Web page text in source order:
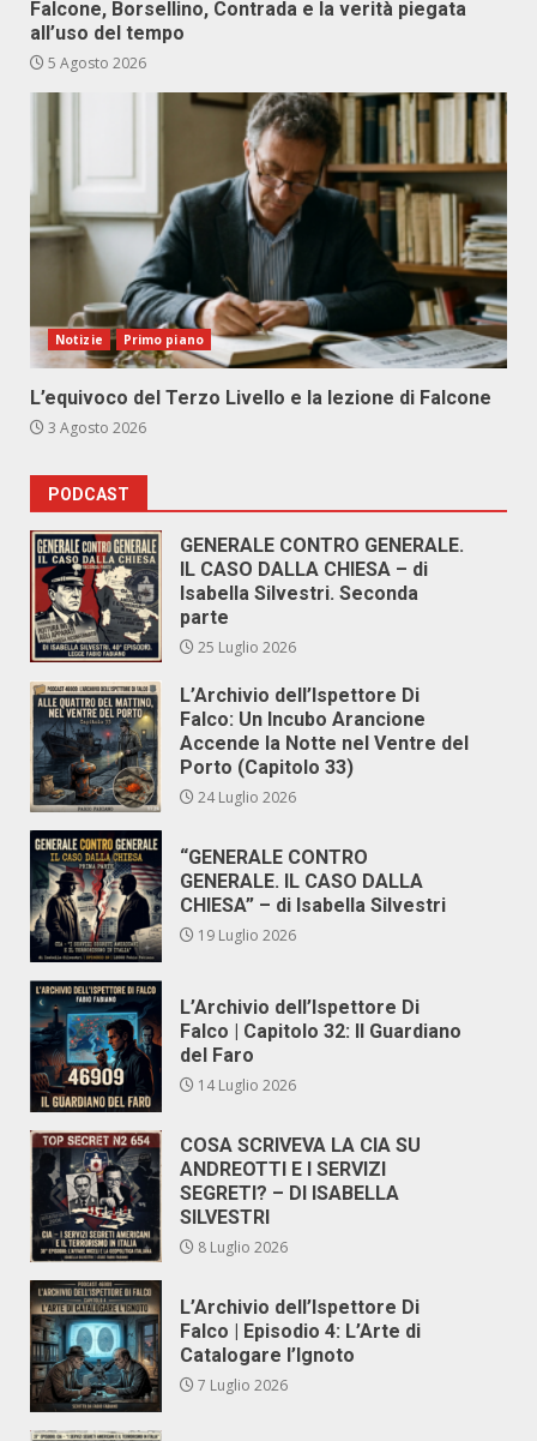
Falcone, Borsellino, Contrada e la verità piegata
all’uso del tempo
5 Agosto 2026
Notizie Primo piano
L’equivoco del Terzo Livello e la lezione di Falcone
3 Agosto 2026
PODCAST
GENERALE CONTRO GENERALE.
IL CASO DALLA CHIESA – di
Isabella Silvestri. Seconda
parte
25 Luglio 2026
L’Archivio dell’Ispettore Di
Falco: Un Incubo Arancione
Accende la Notte nel Ventre del
Porto (Capitolo 33)
24 Luglio 2026
“GENERALE CONTRO
GENERALE. IL CASO DALLA
CHIESA” – di Isabella Silvestri
19 Luglio 2026
L’Archivio dell’Ispettore Di
Falco | Capitolo 32: Il Guardiano
del Faro
14 Luglio 2026
COSA SCRIVEVA LA CIA SU
ANDREOTTI E I SERVIZI
SEGRETI? – DI ISABELLA
SILVESTRI
8 Luglio 2026
L’Archivio dell’Ispettore Di
Falco | Episodio 4: L’Arte di
Catalogare l’Ignoto
7 Luglio 2026